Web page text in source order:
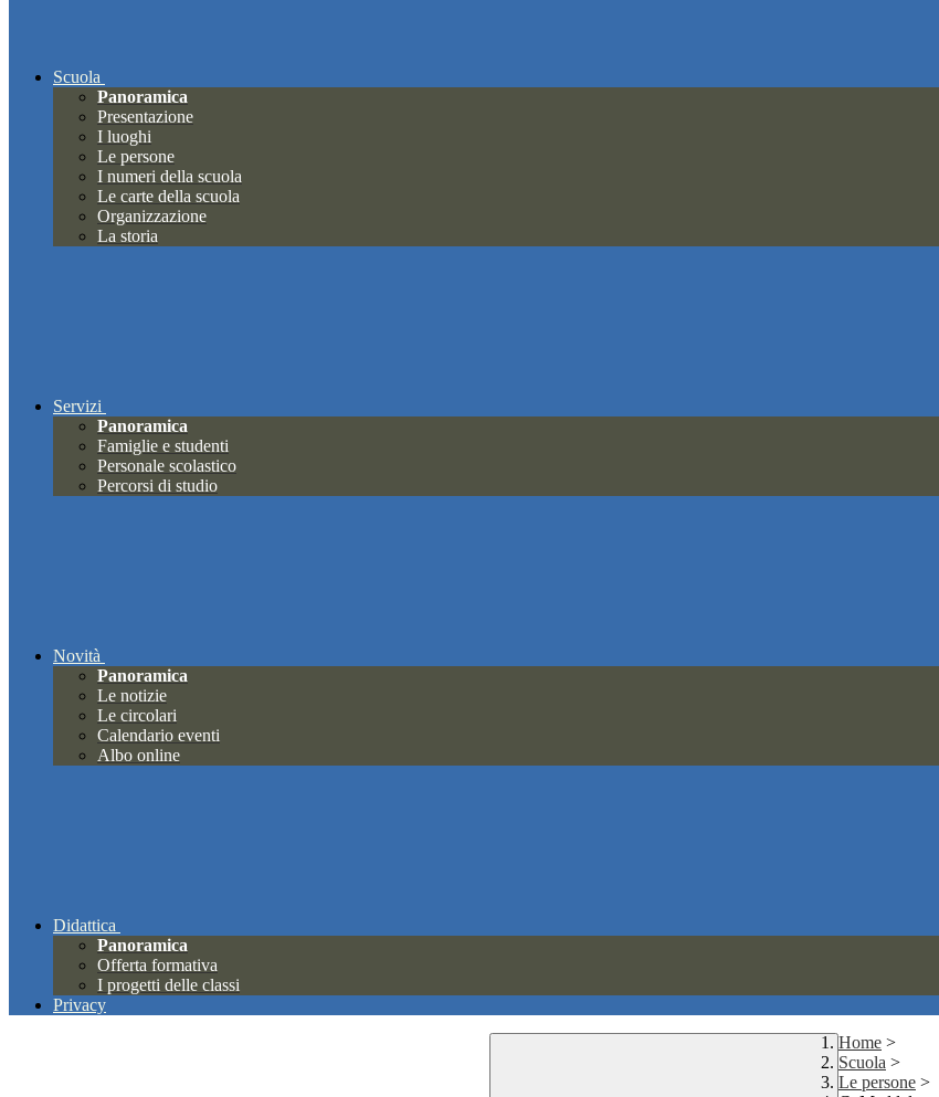
Scuola
Panoramica
Presentazione
I luoghi
Le persone
I numeri della scuola
Le carte della scuola
Organizzazione
La storia
Servizi
Panoramica
Famiglie e studenti
Personale scolastico
Percorsi di studio
Novità
Panoramica
Le notizie
Le circolari
Calendario eventi
Albo online
Didattica
Panoramica
Offerta formativa
I progetti delle classi
Privacy
Home >
Scuola >
Le persone >